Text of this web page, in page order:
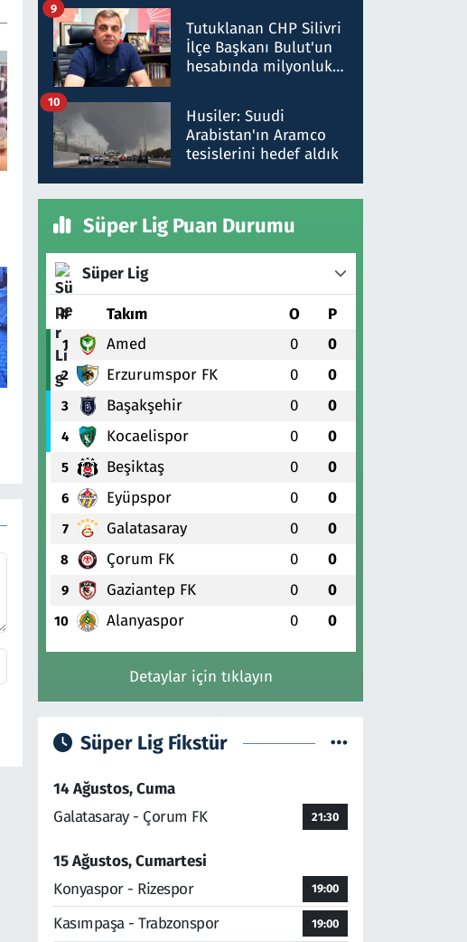
düşürüldüğü" iddiasını
yalanladı
Tutuklanan CHP Silivri
İlçe Başkanı Bulut'un
hesabında milyonluk
talimat verdi, ben
gönderdim
9
Husiler: Suudi
Arabistan'ın Aramco
tesislerini hedef aldık
10
Süper Lig Puan Durumu
Süper Lig
# Takım O P
1 Amed 0 0
2 Erzurumspor FK 0 0
3 Başakşehir 0 0
4 Kocaelispor 0 0
5 Beşiktaş 0 0
6 Eyüpspor 0 0
7 Galatasaray 0 0
8 Çorum FK 0 0
9 Gaziantep FK 0 0
10 Alanyaspor 0 0
Detaylar için tıklayın
Süper Lig Fikstür
14 Ağustos, Cuma
Galatasaray - Çorum FK
21:30
15 Ağustos, Cumartesi
Konyaspor - Rizespor
19:00
Kasımpaşa - Trabzonspor 19:00